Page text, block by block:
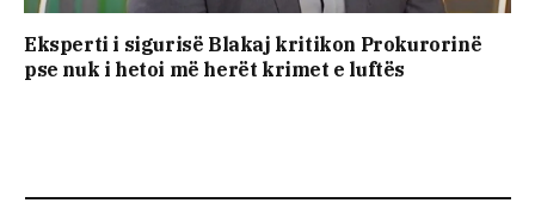
Eksperti i sigurisë Blakaj kritikon Prokurorinë
pse nuk i hetoi më herët krimet e luftës